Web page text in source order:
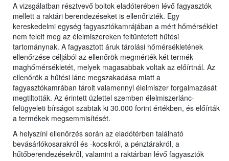
A vizsgálatban résztvevő boltok eladóterében lévő fagyasztók
mellett a raktári berendezéseket is ellenőrizték. Egy
kereskedelmi egység fagyasztókamrájában a mért hőmérséklet
nem felelt meg az élelmiszereken feltüntetett hűtési
tartománynak. A fagyasztott áruk tárolási hőmérsékletének
ellenőrzése céljából az ellenőrök megmérték két termék
maghőmérsékletét, melyek magasabbak voltak az előírtnál. Az
ellenőrök a hűtési lánc megszakadása miatt a
fagyasztókamrában tárolt valamennyi élelmiszer forgalmazását
megtiltották. Az érintett üzlettel szemben élelmiszerlánc-
felügyeleti bírságot szabtak ki 30.000 forint értékben, és előírták
a termékek megsemmisítését.
A helyszíni ellenőrzés során az eladótérben található
bevásárlókosarakról és -kocsikról, a pénztárakról, a
hűtőberendezésekről, valamint a raktárban lévő fagyasztók